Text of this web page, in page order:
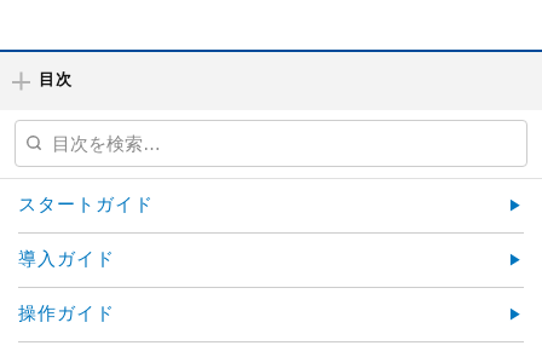
目次
スタートガイド
導入ガイド
操作ガイド